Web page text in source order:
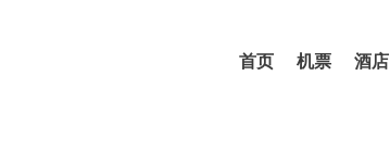
首页 机票 酒店